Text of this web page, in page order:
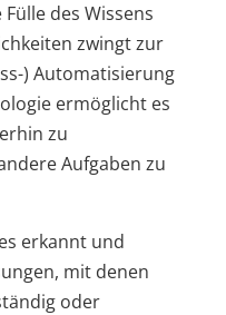
des Wissens
zwingt zur
) Automatisierung
ermöglicht es
zu
Aufgaben zu
erkannt und
mit denen
oder